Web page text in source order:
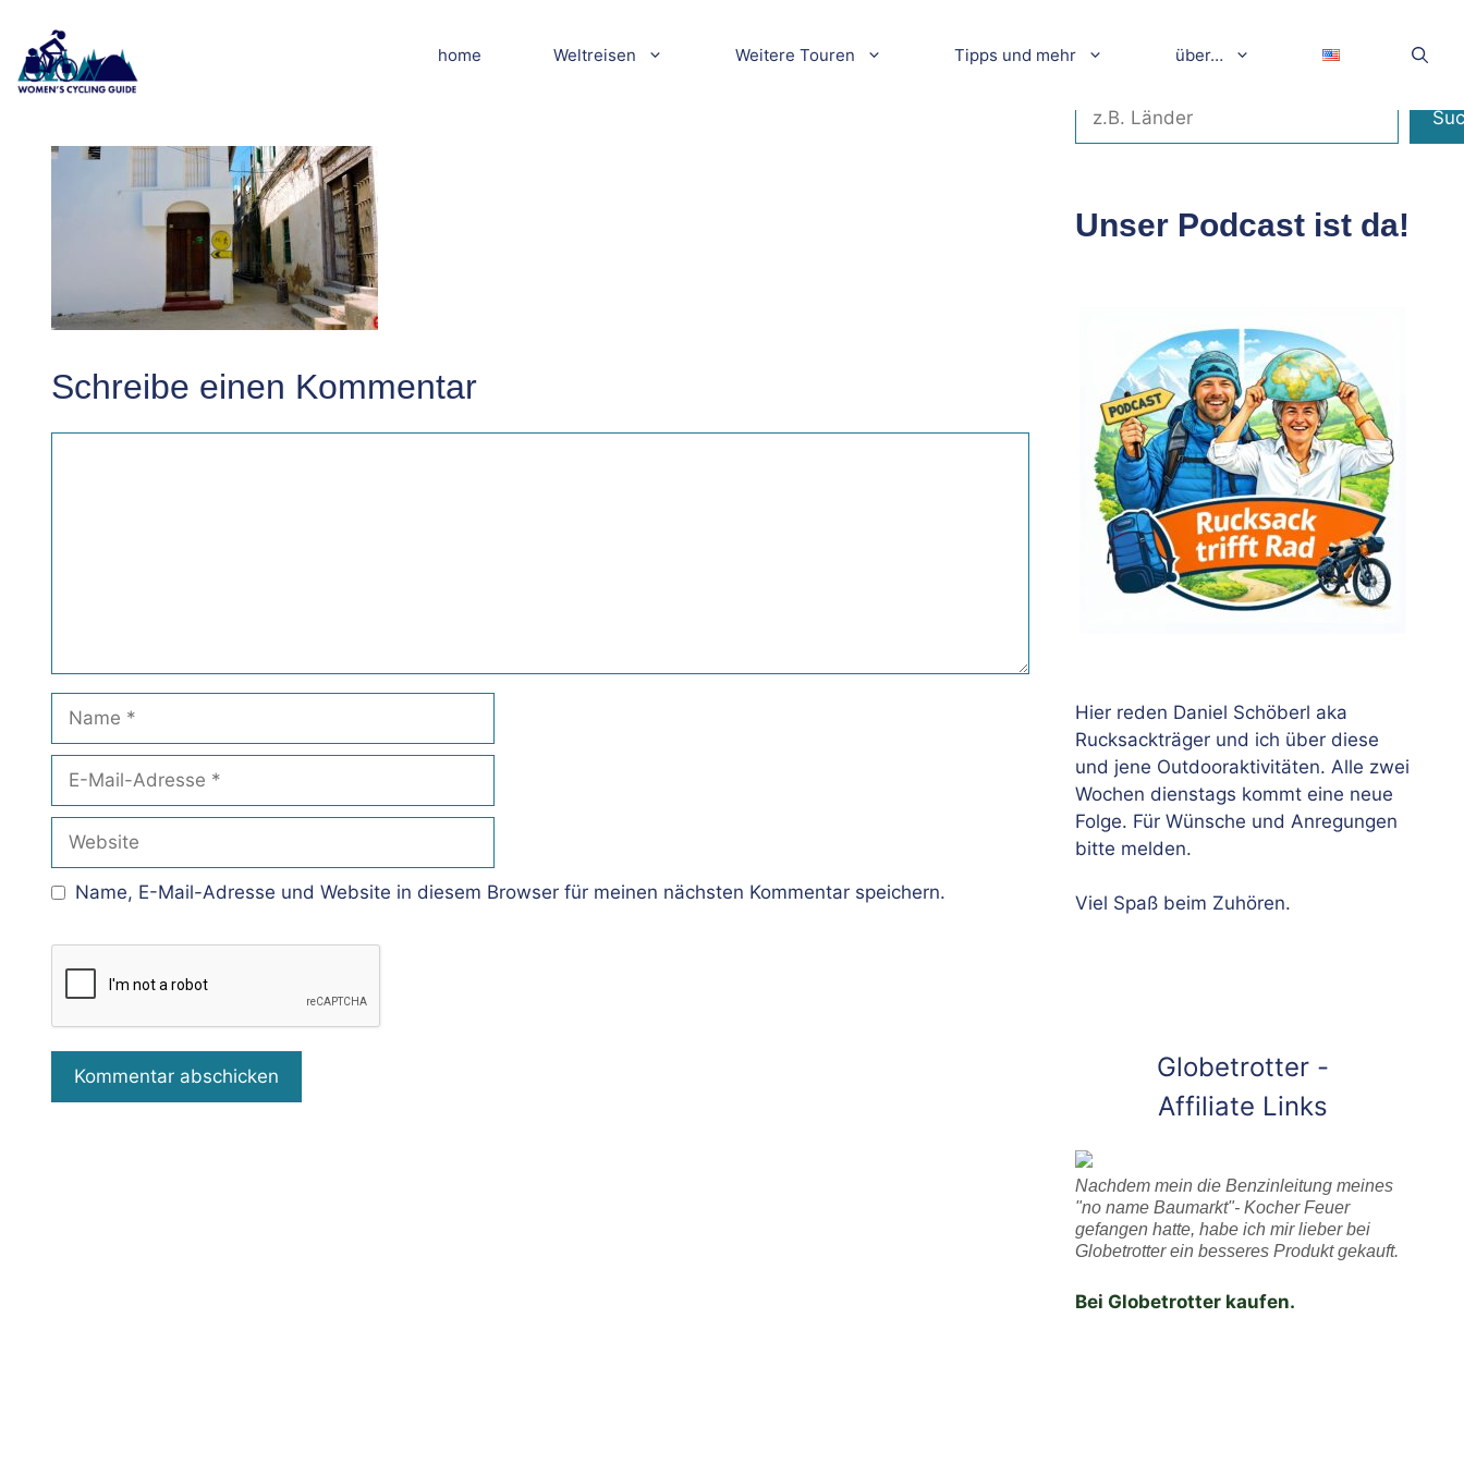
Inhalt
springen
home Weltreisen Weitere Touren Tipps und mehr über…
DSCN8489klein
Schreibe einen Kommentar
Mail-
Adresse
Name, E-Mail-Adresse und Website in diesem Browser für meinen nächsten Kommentar speichern.
Unser Podcast ist da!
Hier reden Daniel Schöberl aka
Rucksackträger und ich über diese
und jene Outdooraktivitäten. Alle zwei
Wochen dienstags kommt eine neue
Folge. Für Wünsche und Anregungen
bitte melden.
Viel Spaß beim Zuhören.
Globetrotter -
Affiliate Links
Nachdem mein die Benzinleitung meines
"no name Baumarkt"- Kocher Feuer
gefangen hatte, habe ich mir lieber bei
Globetrotter ein besseres Produkt gekauft.
Bei Globetrotter kaufen.